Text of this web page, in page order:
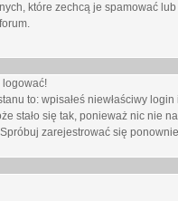
które zechcą je spamować
logować!
to: wpisałeś niewłaściwy
stało się tak, ponieważ nic nie
zarejestrować się